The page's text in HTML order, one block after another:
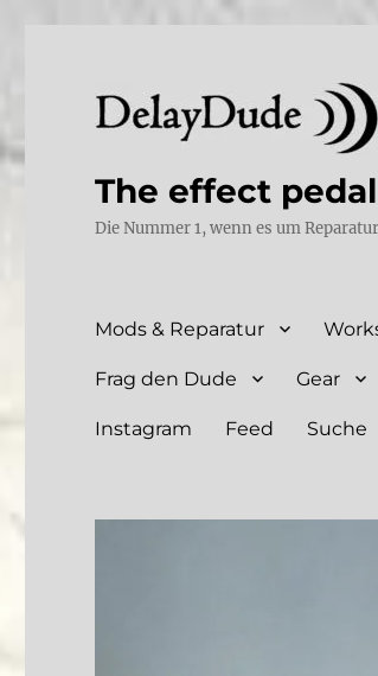
The effect
Die Nummer 1, wenn es um
Mods & Reparatur
Frag den Dude Gear
Instagram Feed Suche